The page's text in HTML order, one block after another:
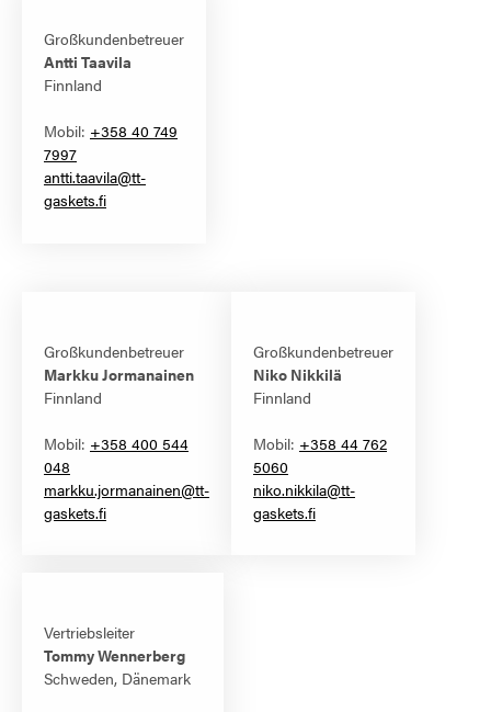
Großkundenbetreuer
Antti Taavila
Finnland
Mobil: +358 40 749
7997
antti.taavila@tt-
gaskets.fi
Großkundenbetreuer
Markku Jormanainen
Finnland
Mobil: +358 400 544
048
markku.jormanainen@tt-
gaskets.fi
Großkundenbetreuer
Niko Nikkilä
Finnland
Mobil: +358 44 762
5060
niko.nikkila@tt-
gaskets.fi
Vertriebsleiter
Tommy Wennerberg
Schweden, Dänemark